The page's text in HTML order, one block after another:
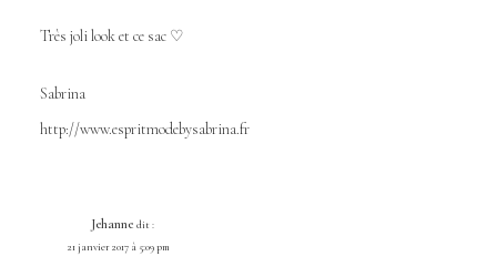
Très joli look et ce sac ♡
Sabrina
http://www.espritmodebysabrina.fr
Jehanne dit :
21 janvier 2017 à 5:09 pm